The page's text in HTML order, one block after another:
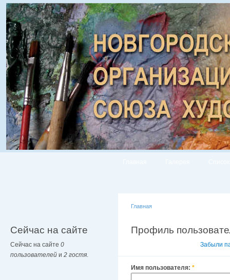
Сейчас на сайте
Сейчас на сайте 0
пользователей и 2 гостя.
Главная
Профиль
Забыли
Имя пользователя: *